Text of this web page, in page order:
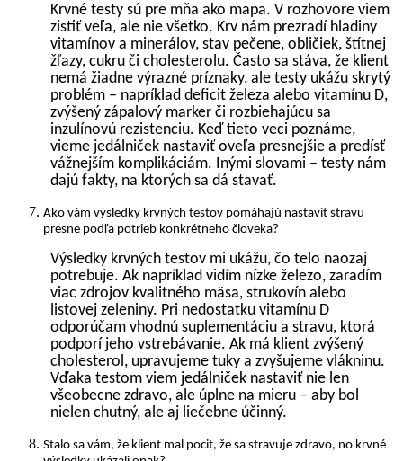
Krvné testy sú pre mňa ako mapa. V rozhovore viem
zistiť veľa, ale nie všetko. Krv nám prezradí hladiny
vitamínov a minerálov, stav pečene, obličiek, štítnej
žľazy, cukru či cholesterolu. Často sa stáva, že klient
nemá žiadne výrazné príznaky, ale testy ukážu skrytý
problém – napríklad deficit železa alebo vitamínu D,
zvýšený zápalový marker či rozbiehajúcu sa
inzulínovú rezistenciu. Keď tieto veci poznáme,
vieme jedálniček nastaviť oveľa presnejšie a predísť
vážnejším komplikáciám. Inými slovami – testy nám
dajú fakty, na ktorých sa dá stavať.
Ako vám výsledky krvných testov pomáhajú nastaviť stravu
presne podľa potrieb konkrétneho človeka?
Výsledky krvných testov mi ukážu, čo telo naozaj
potrebuje. Ak napríklad vidím nízke železo, zaradím
viac zdrojov kvalitného mäsa, strukovín alebo
listovej zeleniny. Pri nedostatku vitamínu D
odporúčam vhodnú suplementáciu a stravu, ktorá
podporí jeho vstrebávanie. Ak má klient zvýšený
cholesterol, upravujeme tuky a zvyšujeme vlákninu.
Vďaka testom viem jedálniček nastaviť nie len
všeobecne zdravo, ale úplne na mieru – aby bol
nielen chutný, ale aj liečebne účinný.
Stalo sa vám, že klient mal pocit, že sa stravuje zdravo, no krvné